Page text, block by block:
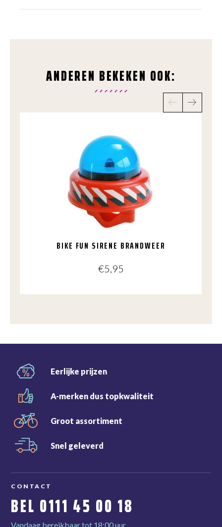
ANDEREN BEKEKEN OOK:
BIKE FUN SIRENE BRANDWEER
€5,95
Eerlijke prijzen
A-merken dus topkwaliteit
Groot assortiment
Snel geleverd
CONTACT
BEL 0111 45 00 18
Vandaag bereikbaar tot 18:00 uur